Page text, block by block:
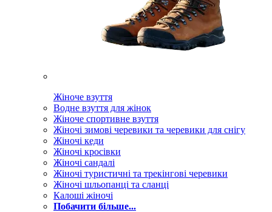
Жіноче взуття
Водне взуття для жінок
Жіноче спортивне взуття
Жіночі зимові черевики та черевики для снігу
Жіночі кеди
Жіночі кросівки
Жіночі сандалі
Жіночі туристичні та трекінгові черевики
Жіночі шльопанці та сланці
Калоші жіночі
Побачити більше...